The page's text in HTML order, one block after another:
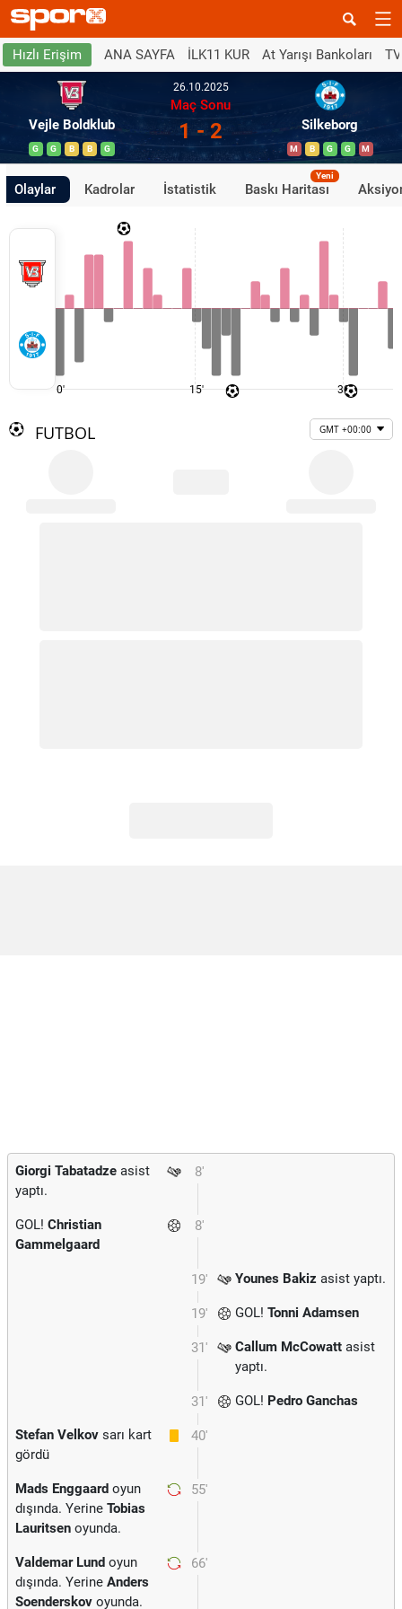
Hızlı Erişim ANA SAYFA İLK11 KUR At Yarışı Bankoları
Vejle Boldklub
G G B B G
26.10.2025
Maç Sonu
1 - 2 Silkeborg
M B G G M
Olaylar Kadrolar İstatistik Baskı Haritası
Yeni
0' 15' 30'
FUTBOL GMT +00:00
8'
Giorgi Tabatadze asist
yaptı.
8'
GOL! Christian
Gammelgaard
19' Younes Bakiz asist yaptı.
19' GOL! Tonni Adamsen
31' Callum McCowatt asist
yaptı.
31' GOL! Pedro Ganchas
40'
Stefan Velkov sarı kart
gördü
55'
Mads Enggaard oyun
dışında. Yerine Tobias
Lauritsen oyunda.
66'
Valdemar Lund oyun
dışında. Yerine Anders
Soenderskov oyunda.